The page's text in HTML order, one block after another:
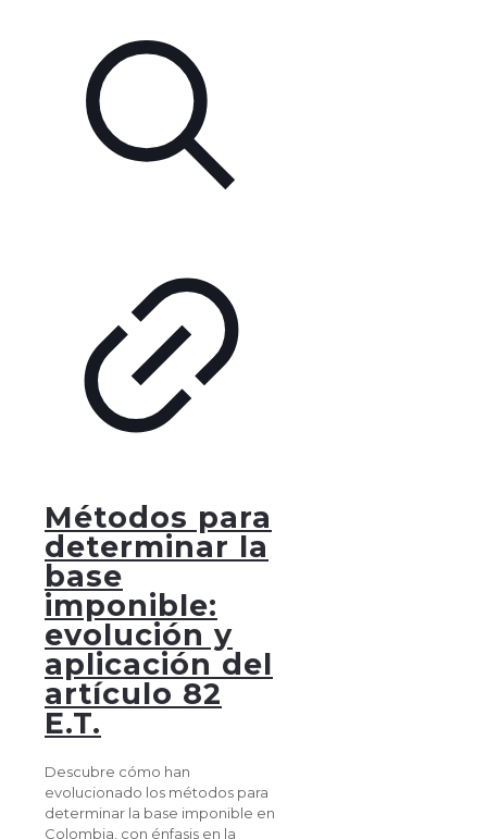
Métodos para
determinar la
base
imponible:
evolución y
aplicación del
artículo 82
E.T.
Descubre cómo han
evolucionado los métodos para
determinar la base imponible en
Colombia, con énfasis en la